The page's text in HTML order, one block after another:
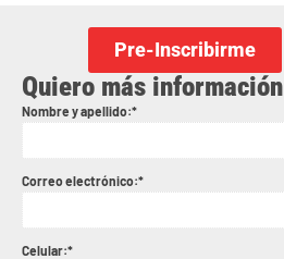
Pre-Inscribirme
Quiero más información
Nombre y apellido:*
Correo electrónico:*
Celular:*